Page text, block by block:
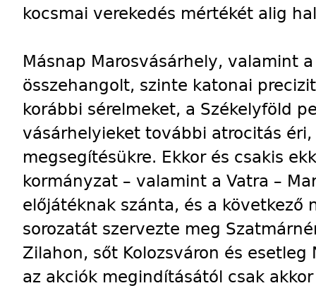
kocsmai verekedés mértékét alig
Másnap Marosvásárhely, valamint
összehangolt, szinte katonai
korábbi sérelmeket, a Székelyföld
vásárhelyieket további atrocitás
megsegítésükre. Ekkor és csakis
kormányzat – valamint a Vatra –
előjátéknak szánta, és a következő
sorozatát szervezte meg
Zilahon, sőt Kolozsváron és
az akciók megindításától csak